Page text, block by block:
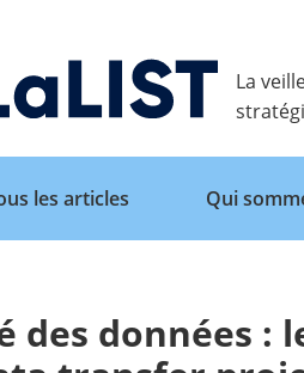
La
les articles Qui
des données :